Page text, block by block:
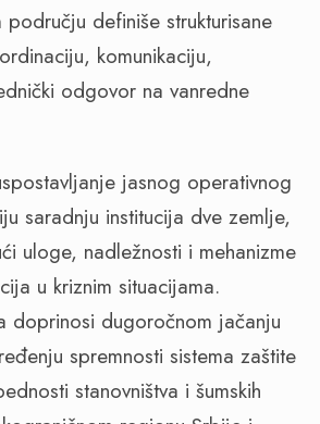
definiše strukturisane
komunikaciju,
odgovor na vanredne
jasnog operativnog
saradnju institucija dve zemlje,
uloge, nadležnosti i mehanizme
u kriznim situacijama.
doprinosi dugoročnom jačanju
spremnosti sistema zaštite
stanovništva i šumskih